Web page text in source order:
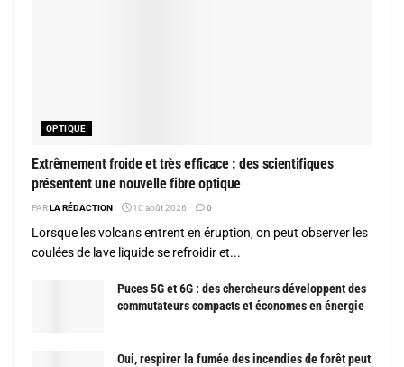
OPTIQUE
Extrêmement froide et très efficace : des scientifiques
présentent une nouvelle fibre optique
PAR LA RÉDACTION 10 août 2026 0
Lorsque les volcans entrent en éruption, on peut observer les
coulées de lave liquide se refroidir et...
Puces 5G et 6G : des chercheurs développent des
commutateurs compacts et économes en énergie
Oui, respirer la fumée des incendies de forêt peut